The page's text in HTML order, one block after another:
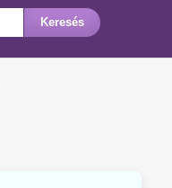
Keresés